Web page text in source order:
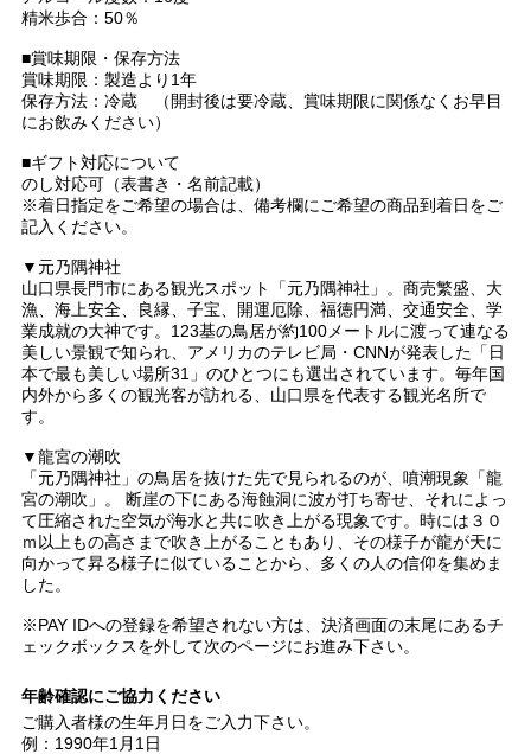
精米歩合：50％
■賞味期限・保存方法
賞味期限：製造より1年
保存方法：冷蔵 （開封後は要冷蔵、賞味期限に関係なくお早目
にお飲みください）
■ギフト対応について
のし対応可（表書き・名前記載）
※着日指定をご希望の場合は、備考欄にご希望の商品到着日をご
記入ください。
▼元乃隅神社
山口県長門市にある観光スポット「元乃隅神社」。商売繁盛、大
漁、海上安全、良縁、子宝、開運厄除、福徳円満、交通安全、学
業成就の大神です。123基の鳥居が約100メートルに渡って連なる
美しい景観で知られ、アメリカのテレビ局・CNNが発表した「日
本で最も美しい場所31」のひとつにも選出されています。毎年国
内外から多くの観光客が訪れる、山口県を代表する観光名所で
す。
▼龍宮の潮吹
「元乃隅神社」の鳥居を抜けた先で見られるのが、噴潮現象「龍
宮の潮吹」。 断崖の下にある海蝕洞に波が打ち寄せ、それによっ
て圧縮された空気が海水と共に吹き上がる現象です。時には３０
ｍ以上もの高さまで吹き上がることもあり、その様子が龍が天に
向かって昇る様子に似ていることから、多くの人の信仰を集めま
した。
※PAY IDへの登録を希望されない方は、決済画面の末尾にあるチ
ェックボックスを外して次のページにお進み下さい。
年齢確認にご協力ください
ご購入者様の生年月日をご入力下さい。
例：1990年1月1日